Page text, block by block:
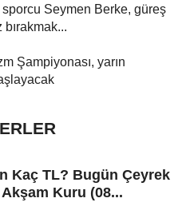
Seymen Berke, güreş
bırakmak...
Şampiyonası, yarın
Kaç TL? Bugün Çeyrek
Akşam Kuru (08...